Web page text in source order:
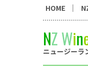
HOME
NZWin
ニュージーラ